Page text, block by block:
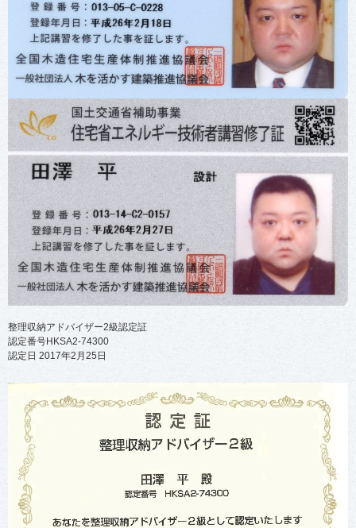
整理収納アドバイザー2級認定証
認定番号HKSA2-74300
認定日 2017年2月25日